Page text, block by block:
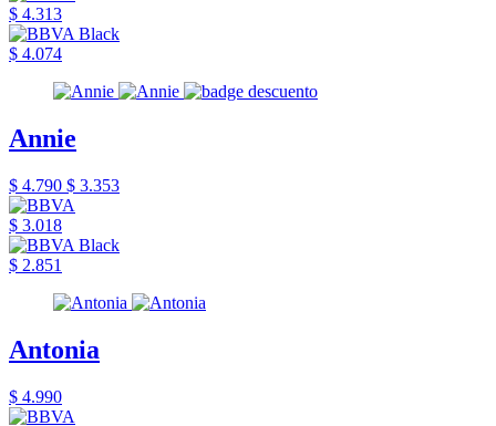
$ 4.313
$ 4.074
Annie
$ 4.790 $ 3.353
$ 3.018
$ 2.851
Antonia
$ 4.990